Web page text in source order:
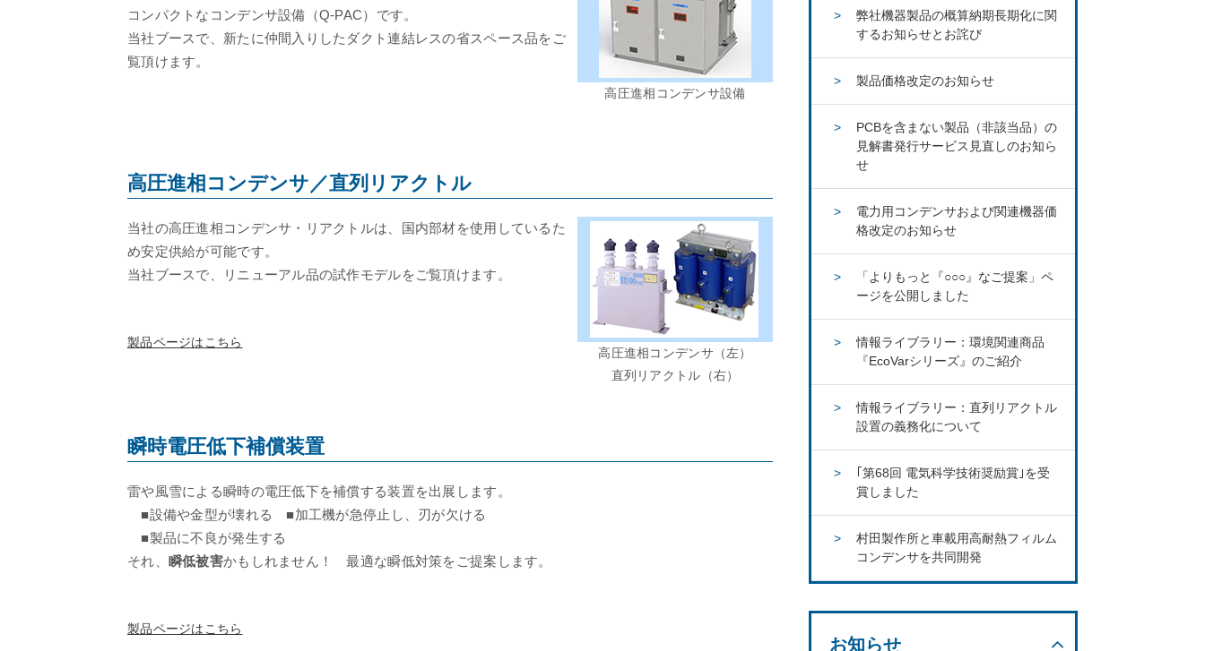
コンパクトなコンデンサ設備（Q-PAC）です。
当社ブースで、新たに仲間入りしたダクト連結レスの省スペース品をご
覧頂けます。
高圧進相コンデンサ設備
高圧進相コンデンサ／直列リアクトル
当社の高圧進相コンデンサ・リアクトルは、国内部材を使用しているた
め安定供給が可能です。
当社ブースで、リニューアル品の試作モデルをご覧頂けます。
製品ページはこちら
高圧進相コンデンサ（左）
直列リアクトル（右）
瞬時電圧低下補償装置
雷や風雪による瞬時の電圧低下を補償する装置を出展します。
■設備や金型が壊れる ■加工機が急停止し、刃が欠ける
■製品に不良が発生する
それ、 瞬低被害かもしれません！ 最適な瞬低対策をご提案します。
製品ページはこちら
弊社機器製品の概算納期長期化に関
するお知らせとお詫び
製品価格改定のお知らせ
PCBを含まない製品（非該当品）の
見解書発行サービス見直しのお知ら
せ
電力用コンデンサおよび関連機器価
格改定のお知らせ
「よりもっと『○○○』なご提案」ペ
ージを公開しました
情報ライブラリー：環境関連商品
『EcoVarシリーズ』のご紹介
情報ライブラリー：直列リアクトル
設置の義務化について
｢第68回 電気科学技術奨励賞｣を受
賞しました
村田製作所と車載用高耐熱フィルム
コンデンサを共同開発
お知らせ